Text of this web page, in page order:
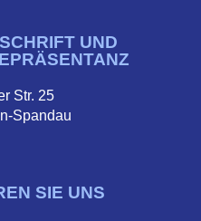
UND
Str. 25
Spandau
SIE UNS